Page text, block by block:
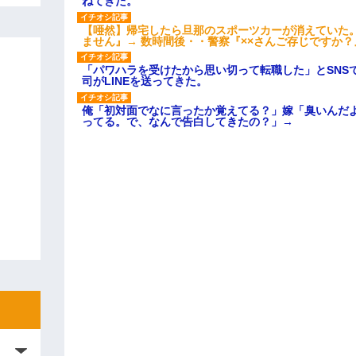
【唖然】帰宅したら旦那のスポーツカーが消えてい
ません』→ 数時間後・・警察『××さんご存じですか？
「パワハラを受けたから思い切って転職した」と
司がLINEを送ってきた。
俺「初対面でなに言ったか覚えてる？」嫁「臭いんだ
ってる。で、なんで告白してきたの？」→